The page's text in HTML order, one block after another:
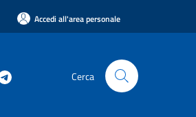
Accedi all'area personale
Cerca